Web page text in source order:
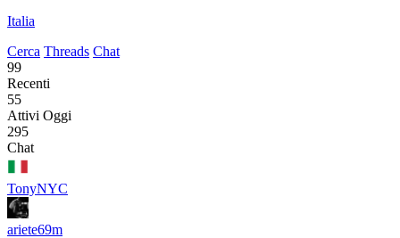
Italia
Cerca Threads Chat
99
Recenti
55
Attivi Oggi
295
Chat
TonyNYC
ariete69m